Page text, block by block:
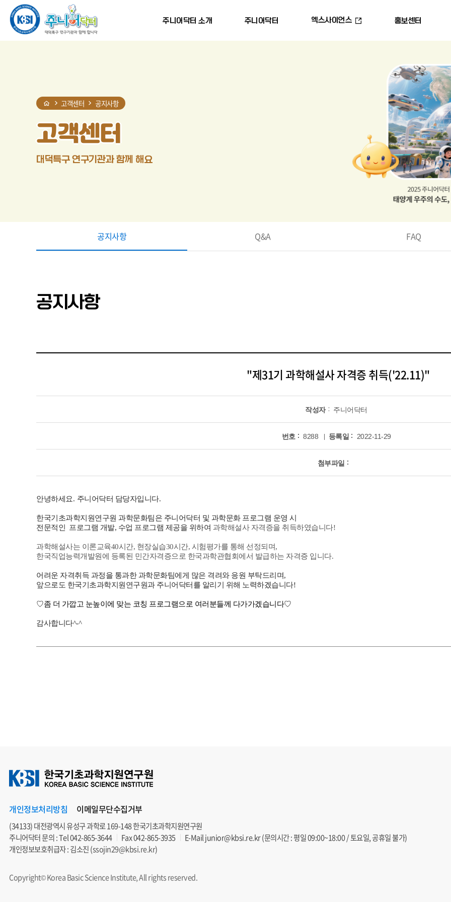
반복영역
건너뛰기
주니어닥터 소개 주니어닥터 엑스사이언스 홍보센터
고객센터 공지사항
고객센터
대덕특구 연구기관과 함께 해요
공지사항
단계
Q&A FAQ
공지사항
프린트
공유
"제31기 과학해설사 자격증 취득('22.11)"
작성자 주니어닥터
번호 8288 등록일 2022-11-29
첨부파일
안녕하세요. 주니어닥터 담당자입니다.
한국기초과학지원연구원 과학문화팀은 주니어닥터 및 과학문화 프로그램 운영 시
전문적인 프로그램 개발, 수업 프로그램 제공을 위하여 과학해설사 자격증을 취득하였습니다!
과학해설사는 이론교육40시간, 현장실습30시간, 시험평가를 통해 선정되며,
한국직업능력개발원에 등록된 민간자격증으로 한국과학관협회에서 발급하는 자격증 입니다.
어려운 자격취득 과정을 통과한 과학문화팀에게 많은 격려와 응원 부탁드리며,
앞으로도 한국기초과학지원연구원과 주니어닥터를 알리기 위해 노력하겠습니다!
♡좀 더 가깝고 눈높이에 맞는 코칭 프로그램으로 여러분들께 다가가겠습니다♡
감사합니다^-^
개인정보처리방침 이메일무단수집거부
(34133) 대전광역시 유성구 과학로 169-148 한국기초과학지원연구원
주니어닥터 문의 : Tel042-865-3644 Fax 042-865-3935 E-Mailjunior@kbsi.re.kr(문의시간 : 평일 09:00~18:00 / 토요일, 공휴일 불가)
개인정보보호취급자 : 김소진 (ssojin29@kbsi.re.kr)
Copyright© Korea Basic Science Institute, All rights reserved.